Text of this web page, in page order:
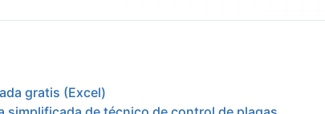
gratis (Excel)